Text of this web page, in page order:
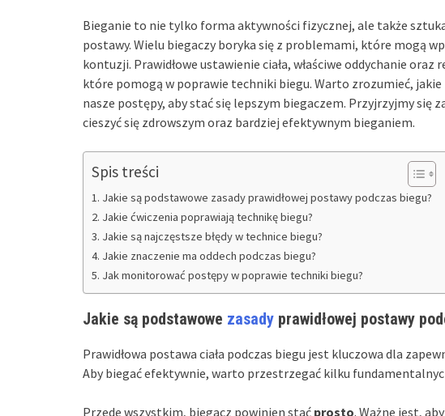
Bieganie to nie tylko forma aktywności fizycznej, ale także
postawy. Wielu biegaczy boryka się z problemami, które mogą
kontuzji. Prawidłowe ustawienie ciała, właściwe oddychanie
które pomogą w poprawie techniki biegu. Warto zrozumieć, jakie
nasze postępy, aby stać się lepszym biegaczem. Przyjrzyjmy się
cieszyć się zdrowszym oraz bardziej efektywnym bieganiem.
Spis treści
Jakie są podstawowe zasady prawidłowej postawy podczas biegu?
Jakie ćwiczenia poprawiają technikę biegu?
Jakie są najczęstsze błędy w technice biegu?
Jakie znaczenie ma oddech podczas biegu?
Jak monitorować postępy w poprawie techniki biegu?
Jakie są podstawowe zasady prawidłowej postawy
Prawidłowa postawa ciała podczas biegu jest kluczowa dla
Aby biegać efektywnie, warto przestrzegać kilku
Przede wszystkim, biegacz powinien stać prosto. Ważne jest,